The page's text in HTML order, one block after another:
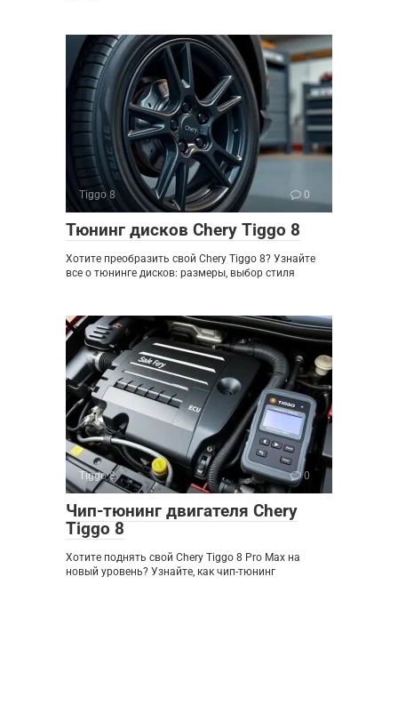
Tiggo 8 0
Тюнинг дисков Chery Tiggo 8
Хотите преобразить свой Chery Tiggo 8? Узнайте
все о тюнинге дисков: размеры, выбор стиля
Tiggo 8 0
Чип-тюнинг двигателя Chery
Tiggo 8
Хотите поднять свой Chery Tiggo 8 Pro Max на
новый уровень? Узнайте, как чип-тюнинг